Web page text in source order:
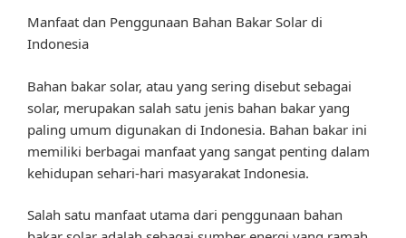
Manfaat dan Penggunaan Bahan Bakar Solar di
Indonesia
Bahan bakar solar, atau yang sering disebut sebagai
solar, merupakan salah satu jenis bahan bakar yang
paling umum digunakan di Indonesia. Bahan bakar ini
memiliki berbagai manfaat yang sangat penting dalam
kehidupan sehari-hari masyarakat Indonesia.
Salah satu manfaat utama dari penggunaan bahan